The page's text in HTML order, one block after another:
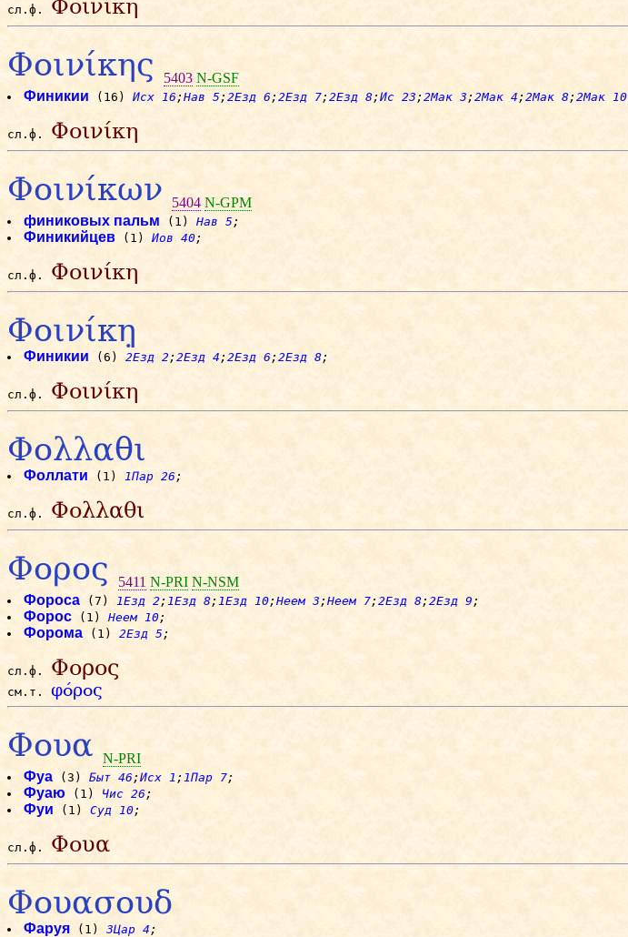
сл.ф. Φοινίκη
Φοινίκης 5403 N-GSF
Финикии (16) Исх 16 ; Нав 5 ; 2Езд 6 ; 2Езд 7; 2Езд 8 ; Ис 23 ; 2Мак 3 ; 2Мак 4 ; 2Мак 8 ; 2Мак 10
сл.ф. Φοινίκη
Φοινίκων 5404 N-GPM
финиковых пальм (1) Нав 5 ;
Финикийцев (1) Иов 40;
сл.ф. Φοινίκη
Φοινίκη̣
Финикии (6) 2Езд 2 ; 2Езд 4 ; 2Езд 6 ; 2Езд 8 ;
сл.ф. Φοινίκη
Φολλαθι
Фоллати (1) 1Пар 26 ;
сл.ф. Φολλαθι
Φορος 5411 N-PRI N-NSM
Фороса (7) 1Езд 2 ; 1Езд 8 ; 1Езд 10; Неем 3 ; Неем 7; 2Езд 8 ; 2Езд 9 ;
Форос (1) Неем 10;
Форома (1) 2Езд 5 ;
сл.ф. Φορος
см.т. φόρος
Φουα
N-PRI
Фуа (3) Быт 46 ; Исх 1 ; 1Пар 7;
Фуаю (1) Чис 26 ;
Фуи (1) Суд 10;
сл.ф. Φουα
Φουασουδ
Фаруя (1) 3Цар 4 ;